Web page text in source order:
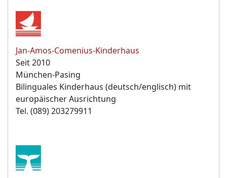
Jan-Amos-Comenius-Kinderhaus
Seit 2010
München-Pasing
Bilinguales Kinderhaus (deutsch/englisch) mit
europäischer Ausrichtung
Tel. (089) 203279911